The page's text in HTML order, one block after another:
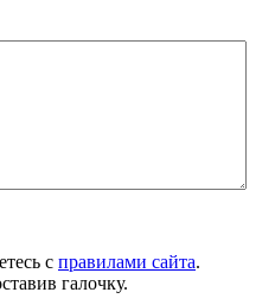
с правилами сайта.
галочку.